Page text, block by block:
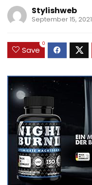
Stylishweb
September 15, 2021
Save
0